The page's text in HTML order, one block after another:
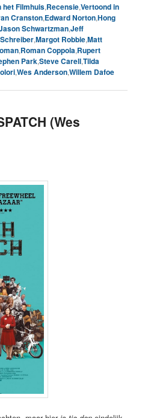
het Filmhuis,Recensie,Vertoond in
Cranston,Edward Norton,Hong
Schwartzman,Jeff
,Margot Robbie,Matt
,Roman Coppola,Rupert
Park,Steve Carell,Tilda
,Wes Anderson,Willem Dafoe
(Wes